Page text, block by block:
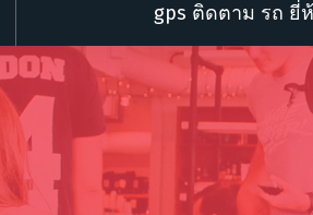
gps ติดตาม รถ ยี่